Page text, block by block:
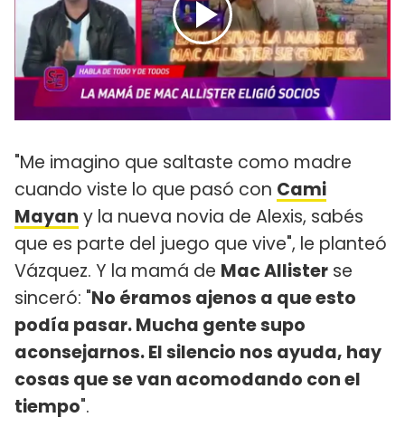
"Me imagino que saltaste como madre
cuando viste lo que pasó con Cami
Mayan y la nueva novia de Alexis, sabés
que es parte del juego que vive", le planteó
Vázquez. Y la mamá de Mac Allister se
sinceró: "No éramos ajenos a que esto
podía pasar. Mucha gente supo
aconsejarnos. El silencio nos ayuda, hay
cosas que se van acomodando con el
tiempo".